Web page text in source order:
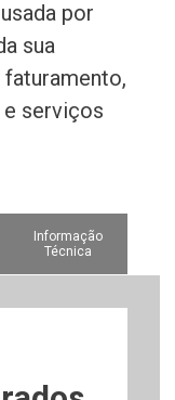
por
sua
e serviços
Informação
Técnica